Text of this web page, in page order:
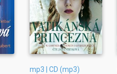
mp3 | CD (mp3)